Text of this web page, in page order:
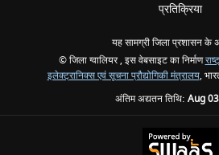
प्रतिक्रिया
यह सामग्री जिला प्रशासन के
© जिला ग्वालियर , इस वेबसाइट का निर्माण
इलेक्ट्रानिक्स एवं सूचना प्रौद्योगिकी मंत्रालय,
अंतिम अद्यतन तिथि: Aug